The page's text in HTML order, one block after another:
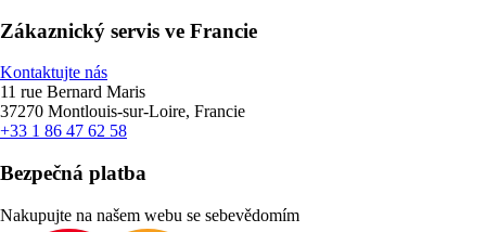
Zákaznický servis ve Francie
Kontaktujte nás
11 rue Bernard Maris
37270 Montlouis-sur-Loire, Francie
+33 1 86 47 62 58
Bezpečná platba
Nakupujte na našem webu se sebevědomím